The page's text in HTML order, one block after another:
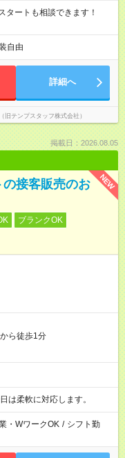
タートも相談できます！
自由
詳細へ
テンプスタッフ株式会社）
掲載日：2026.08.05
NEW
接客販売のお
ブランクOK
から徒歩1分
柔軟に対応します。
・WワークOK / シフト勤